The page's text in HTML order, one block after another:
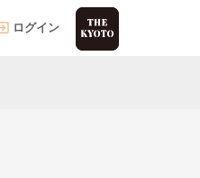
ログイン